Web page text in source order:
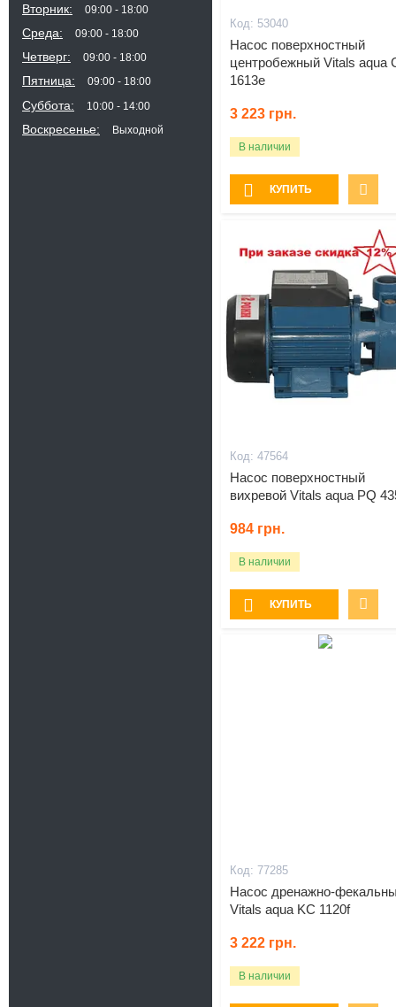
Вторник 09:00 18:00
Среда 09:00 18:00
Четверг 09:00 18:00
Пятница 09:00 18:00
Суббота 10:00 14:00
Воскресенье Выходной
53040
Насос поверхностный
центробежный Vitals aqua
1613e
3 223 грн.
В наличии
КУПИТЬ
47564
Насос поверхностный
вихревой Vitals aqua PQ
984 грн.
В наличии
КУПИТЬ
77285
Насос дренажно-
Vitals aqua KC 1120f
3 222 грн.
В наличии